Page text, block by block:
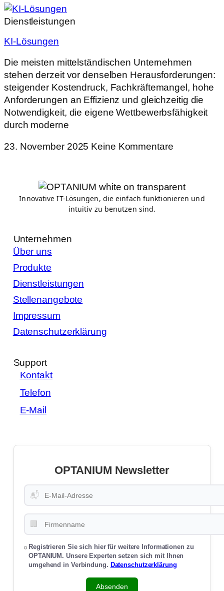
Dienstleistungen
KI-Lösungen
Die meisten mittelständischen Unternehmen
stehen derzeit vor denselben Herausforderungen:
steigender Kostendruck, Fachkräftemangel, hohe
Anforderungen an Effizienz und gleichzeitig die
Notwendigkeit, die eigene Wettbewerbsfähigkeit
durch moderne
23. November 2025 Keine Kommentare
Innovative IT-Lösungen, die einfach funktionieren und
intuitiv zu benutzen sind.
Unternehmen
Über uns
Produkte
Dienstleistungen
Stellenangebote
Impressum
Datenschutzerklärung
Support
Kontakt
Telefon
E-Mail
OPTANIUM Newsletter
📬
🏢
Registrieren Sie sich hier für weitere Informationen zu
OPTANIUM. Unsere Experten setzen sich mit Ihnen
umgehend in Verbindung. Datenschutzerklärung
Absenden